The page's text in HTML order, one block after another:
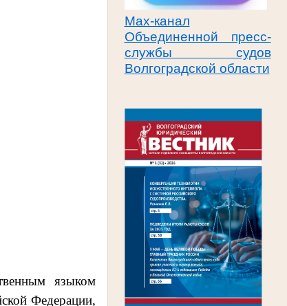
Max-канал
Объединенной пресс-
службы судов
Волгоградской области
языком
Федерации,